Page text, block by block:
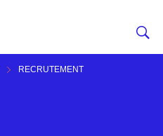
RECRUTEMENT